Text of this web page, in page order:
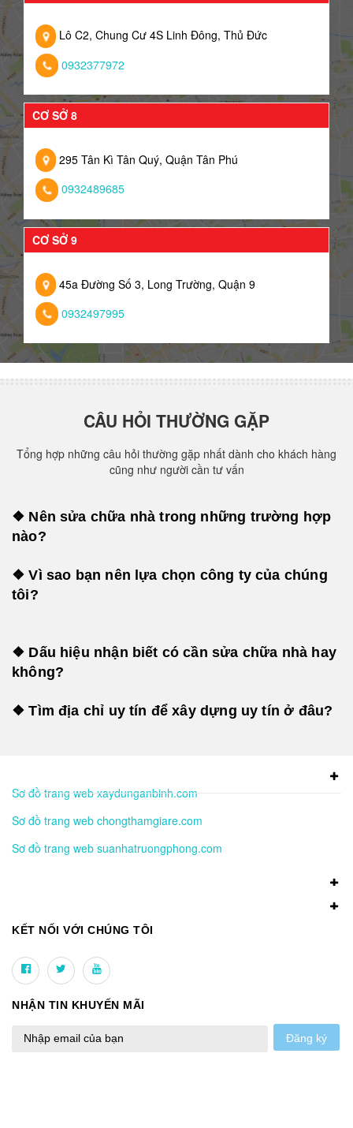
Lô C2, Chung Cư 4S Linh Đông, Thủ Đức
0932377972
CƠ SỞ 8
295 Tân Kì Tân Quý, Quận Tân Phú
0932489685
CƠ SỞ 9
45a Đường Số 3, Long Trường, Quận 9
0932497995
CÂU HỎI THƯỜNG GẶP
Tổng hợp những câu hỏi thường gặp nhất dành cho khách hàng
cũng như người cần tư vấn
❖ Nên sửa chữa nhà trong những trường hợp
nào?
❖ Vì sao bạn nên lựa chọn công ty của chúng
tôi?
❖ Dấu hiệu nhận biết có cần sửa chữa nhà hay
không?
❖ Tìm địa chỉ uy tín để xây dựng uy tín ở đâu?
Sơ đồ trang web xaydunganbinh.com
Sơ đồ trang web chongthamgiare.com
Sơ đồ trang web suanhatruongphong.com
KẾT NỐI VỚI CHÚNG TÔI
NHẬN TIN KHUYẾN MÃI
Đăng ký